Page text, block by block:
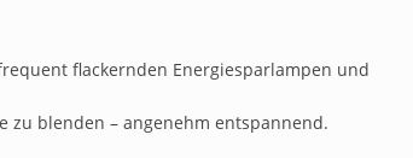
flackernden Energiesparlampen und
zu blenden – angenehm entspannend.